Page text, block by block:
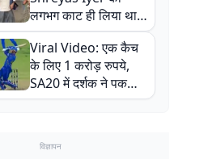
लगभग काट ही लिया था,
न्यूजीलैंड सीरीज से पहले
बाल-बाल बचे
Viral Video: एक कैच
के लिए 1 करोड़ रुपये,
SA20 में दर्शक ने पकड़ा
एक हाथ से गजब का कैच
विज्ञापन